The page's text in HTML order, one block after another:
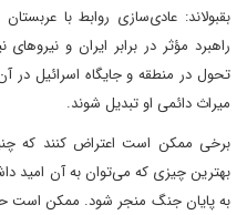
بقبولاند: عادی‌سازی روابط با
راهبرد مؤثر در برابر ایران و
میراث دائمی او تبدیل شوند.
برخی ممکن است اعتراض کنند که
بهترین چیزی که می‌توان به آن امید
به پایان جنگ منجر شود. ممکن است حق